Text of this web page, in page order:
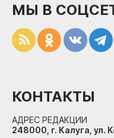
МЫ В
КОНТАКТЫ
АДРЕС РЕДАКЦИИ
248000, г. Калуга, ул.